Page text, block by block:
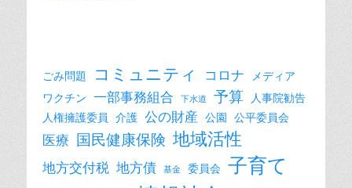
ごみ問題 コミュニティ コロナ
メディア
ワクチン 一部事務組合 下水道 予算 人事院勧告
人権擁護委員 介護 公の財産 公園 公平委員会
医療 国民健康保険 地域活性
地方交付税 地方債 基金 委員会 子育て